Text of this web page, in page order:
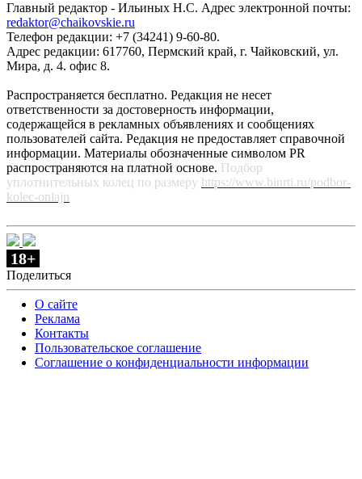
Главный редактор - Ильиных Н.С. Адрес электронной почты:
redaktor@chaikovskie.ru
Телефон редакции: +7 (34241) 9-60-80.
Адрес редакции: 617760, Пермский край, г. Чайковский, ул.
Мира, д. 4. офис 8.
Распространяется бесплатно. Редакция не несет
ответственности за достоверность информации,
содержащейся в рекламных объявлениях и сообщениях
пользователей сайта. Редакция не предоставляет справочной
информации. Материалы обозначенные символом PR
распространяются на платной основе. Подбор
уплотнительных колец по размеру https://www.binrti.ru/podbor-
kolec-onlajn
18+
Поделиться
О сайте
Реклама
Контакты
Пользовательское соглашение
Соглашение о конфиденциальности информации